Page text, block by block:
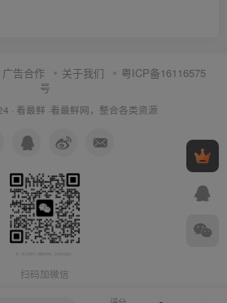
广告合作 关于我们
粤ICP备16116575
号
· 看最鲜 ·看最鲜网，整合各类资源
扫码加微信